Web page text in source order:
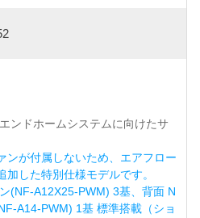
ンドホームシステムに向けたサ
ンが付属しないため、エアフロー
した特別仕様モデルです。
(NF-A12X25-PWM) 3基、背面 N
A14-PWM) 1基 標準搭載（ショ